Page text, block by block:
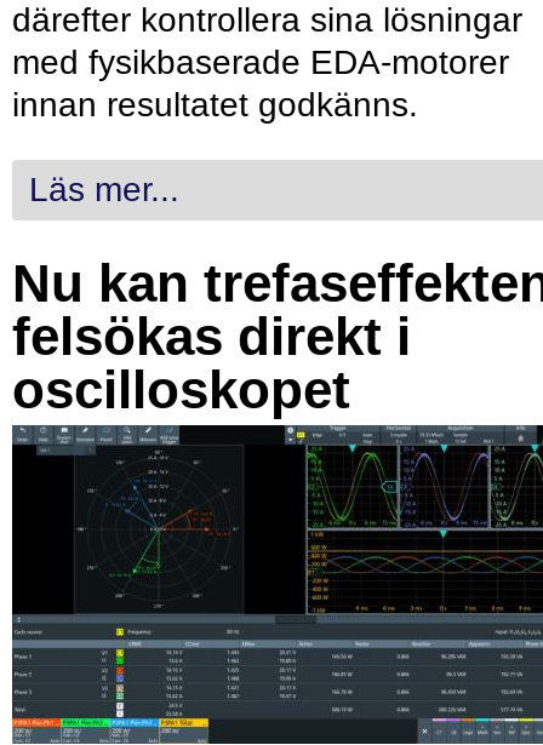
därefter kontrollera sina lösningar
med fysikbaserade EDA-motorer
innan resultatet godkänns.
Läs mer...
Nu kan
felsökas direkt i
oscilloskopet